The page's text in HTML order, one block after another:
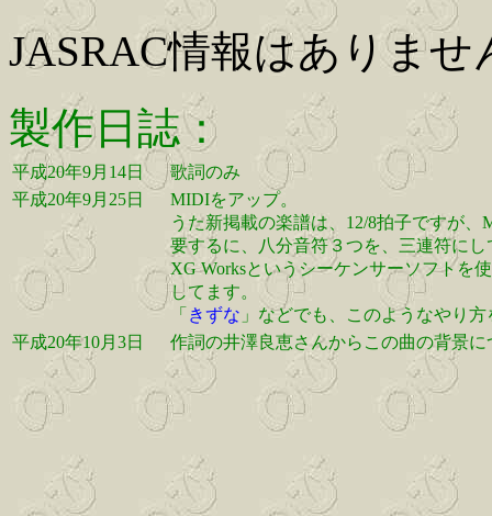
JASRAC情報はありませ
製作日誌：
平成20年9月14日
歌詞のみ
平成20年9月25日
MIDIをアップ。
うた新掲載の楽譜は、12/8拍子ですが
要するに、八分音符３つを、三連符にし
XG Worksというシーケンサーソフトを
してます。
「 きずな 」などでも、このようなやり
平成20年10月3日
作詞の井澤良恵さんからこの曲の背景